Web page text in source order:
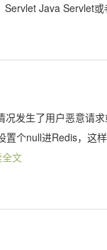
Java Servlet
发生了用户恶意请
个null进Redis，这
文